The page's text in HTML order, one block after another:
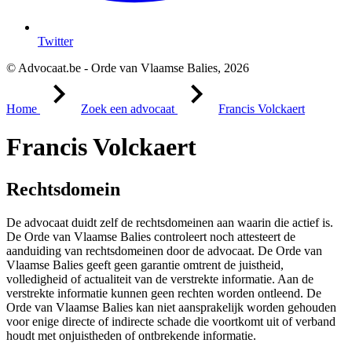
Twitter
© Advocaat.be - Orde van Vlaamse Balies, 2026
Home Zoek een advocaat Francis Volckaert
Francis Volckaert
Rechtsdomein
De advocaat duidt zelf de rechtsdomeinen aan waarin die actief is.
De Orde van Vlaamse Balies controleert noch attesteert de
aanduiding van rechtsdomeinen door de advocaat. De Orde van
Vlaamse Balies geeft geen garantie omtrent de juistheid,
volledigheid of actualiteit van de verstrekte informatie. Aan de
verstrekte informatie kunnen geen rechten worden ontleend. De
Orde van Vlaamse Balies kan niet aansprakelijk worden gehouden
voor enige directe of indirecte schade die voortkomt uit of verband
houdt met onjuistheden of ontbrekende informatie.